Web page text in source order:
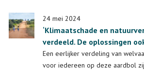
zit
niet
alleen
in
24 mei 2024
‘Klimaatschade en
verdeeld. De oplossingen
Een eerlijker verdeling van
voor iedereen op deze aardbol